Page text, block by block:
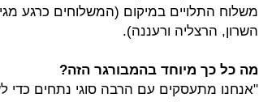
משלוח התלויים במיקום (המשלוחים כרגע
השרון, הרצליה ורעננה).
מה כל כך מיוחד בהמבורגר הזה?
"אנחנו מתעסקים עם הרבה סוגי נתחים כדי